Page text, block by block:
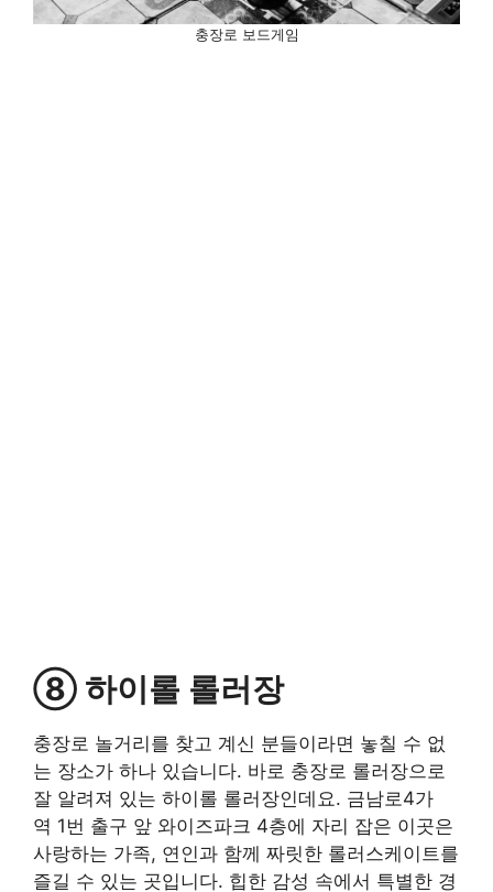
충장로 보드게임
⑧ 하이롤 롤러장
충장로 놀거리를 찾고 계신 분들이라면 놓칠 수 없
는 장소가 하나 있습니다. 바로 충장로 롤러장으로
잘 알려져 있는 하이롤 롤러장인데요. 금남로4가
역 1번 출구 앞 와이즈파크 4층에 자리 잡은 이곳은
사랑하는 가족, 연인과 함께 짜릿한 롤러스케이트를
즐길 수 있는 곳입니다. 힙한 감성 속에서 특별한 경